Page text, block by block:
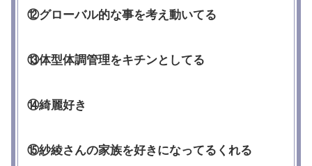
⑫グローバル的な事を考え動いてる
⑬体型体調管理をキチンとしてる
⑭綺麗好き
⑮紗綾さんの家族を好きになってるくれる